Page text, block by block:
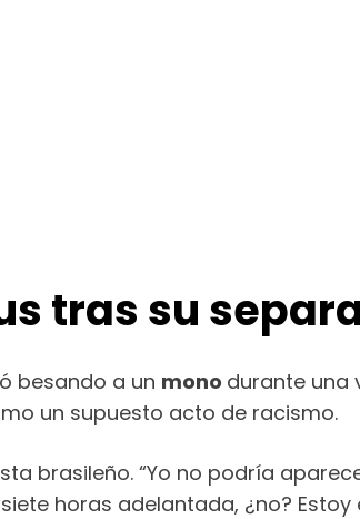
tras su
besando a un mono durante una
un supuesto acto de racismo.
brasileño. “Yo no podría
horas adelantada, ¿no? Estoy